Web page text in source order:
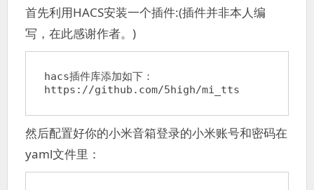
首先利用HACS安装一个插件:(插件并非本人编
写，在此感谢作者。)
hacs插件库添加如下：
然后配置好你的小米音箱登录的小米账号和密码在
yaml文件里：